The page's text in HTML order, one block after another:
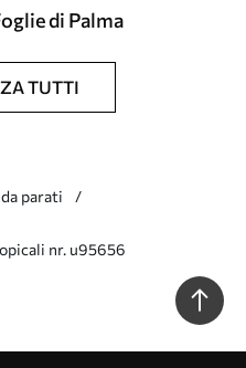
di Palma
TUTTI
parati
nr. u95656